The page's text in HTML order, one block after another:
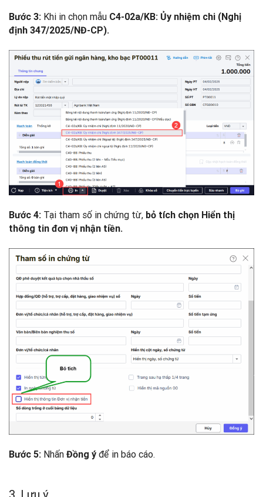
Bước 3: Khi in chọn mẫu C4-02a/KB: Ủy nhiệm chi (Nghị
định 347/2025/NĐ-CP).
Bước 4: Tại tham số in chứng từ, bỏ tích chọn Hiển thị
thông tin đơn vị nhận tiền.
Bước 5: Nhấn Đồng ý để in báo cáo.